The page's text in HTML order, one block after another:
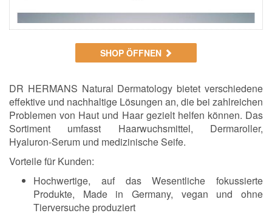
SHOP ÖFFNEN
DR HERMANS Natural Dermatology bietet verschiedene
effektive und nachhaltige Lösungen an, die bei zahlreichen
Problemen von Haut und Haar gezielt helfen können. Das
Sortiment umfasst Haarwuchsmittel, Dermaroller,
Hyaluron-Serum und medizinische Seife.
Vorteile für Kunden:
Hochwertige, auf das Wesentliche fokussierte
Produkte, Made in Germany, vegan und ohne
Tierversuche produziert